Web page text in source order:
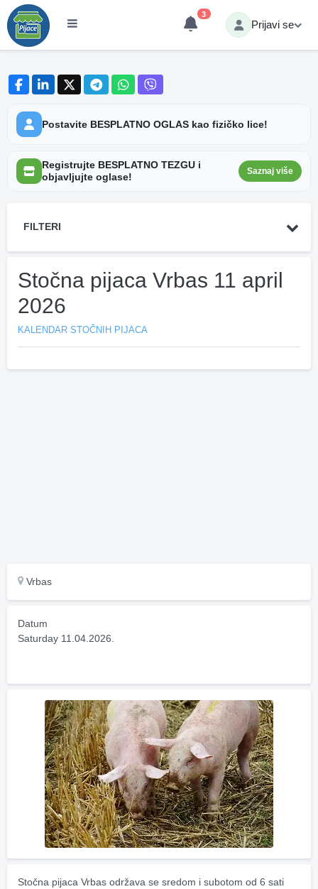
3
Prijavi se
Postavite BESPLATNO OGLAS kao fizičko lice!
Registrujte BESPLATNO TEZGU i
objavljujte oglase!
Saznaj više
FILTERI
Stočna pijaca Vrbas 11 april
2026
KALENDAR STOČNIH PIJACA
Vrbas
Datum
Saturday 11.04.2026.
Stočna pijaca Vrbas održava se sredom i subotom od 6 sati